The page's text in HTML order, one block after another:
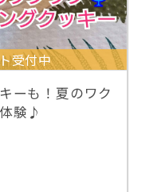
受付中
ーも！夏のワク
験♪